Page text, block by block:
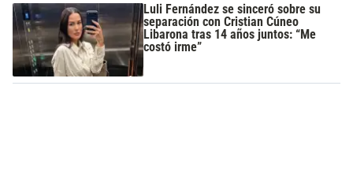
Luli Fernández se sinceró sobre su
separación con Cristian Cúneo
Libarona tras 14 años juntos: “Me
costó irme”